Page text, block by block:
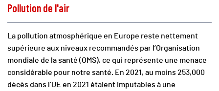
Pollution de l'air
La pollution atmosphérique en Europe reste nettement
supérieure aux niveaux recommandés par l’Organisation
mondiale de la santé (OMS), ce qui représente une menace
considérable pour notre santé. En 2021, au moins 253,000
décès dans l’UE en 2021 étaient imputables à une